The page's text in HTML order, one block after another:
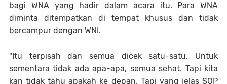
bagi WNA yang hadir dalam acara itu. Para WNA
diminta ditempatkan di tempat khusus dan tidak
bercampur dengan WNI.
"Itu terpisah dan semua dicek satu-satu. Untuk
sementara tidak ada apa-apa, semua sehat. Tapi kita
kan tidak tahu apakah ke depan. Tapi yang jelas SOP